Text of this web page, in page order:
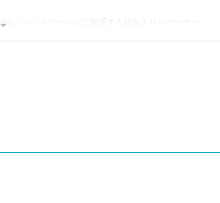
るジャンルのゲームに精通する筋金入りのゲーマー。
でゲーム関連のコンテンツを豊富に執筆中。